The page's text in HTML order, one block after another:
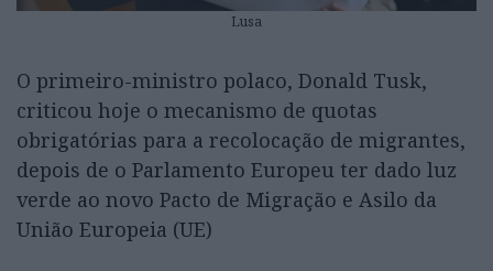
Lusa
O primeiro-ministro polaco, Donald Tusk,
criticou hoje o mecanismo de quotas
obrigatórias para a recolocação de migrantes,
depois de o Parlamento Europeu ter dado luz
verde ao novo Pacto de Migração e Asilo da
União Europeia (UE)